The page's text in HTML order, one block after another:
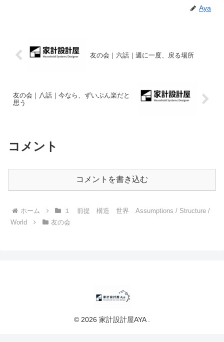
Aya
友の会｜六話｜週に一度、戻る場所
友の会｜八話｜今なら、ずいぶん楽だと
思う
コメント
コメントを書き込む
ホーム
１ 前提 構造 世界 Assumptions / Structure /
World
友の会
© 2026 家計設計屋AYA .